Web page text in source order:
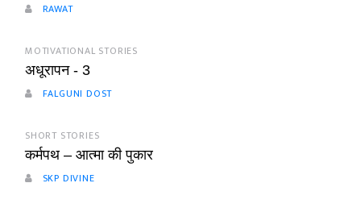
RAWAT
MOTIVATIONAL STORIES
अधूरापन - 3
FALGUNI DOST
SHORT STORIES
कर्मपथ – आत्मा की पुकार
SKP DIVINE